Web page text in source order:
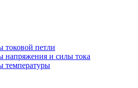
токовой петли
напряжения и силы тока
температуры